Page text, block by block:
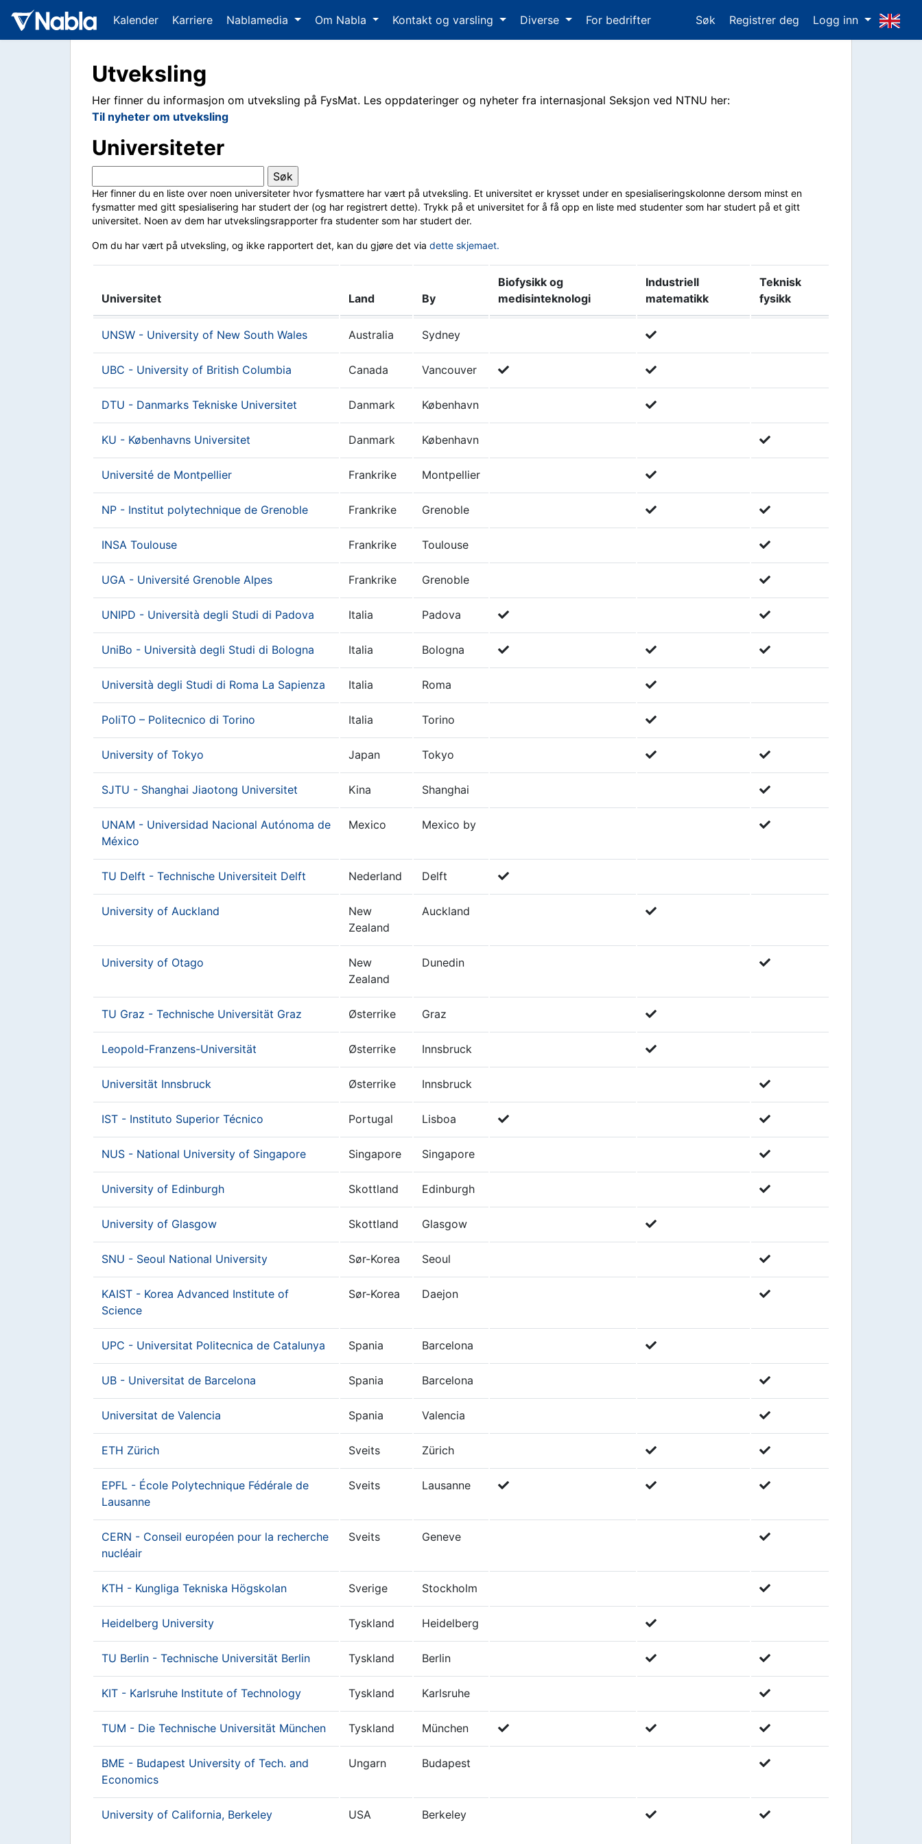
Kalender Karriere Nablamedia Om Nabla Kontakt og varsling Diverse For bedrifter Søk Registrer deg Logg inn
Utveksling
Her finner du informasjon om utveksling på FysMat. Les oppdateringer og nyheter fra internasjonal Seksjon ved NTNU her:
Til nyheter om utveksling
Universiteter
Her finner du en liste over noen universiteter hvor fysmattere har vært på utveksling. Et universitet er krysset under en spesialiseringskolonne dersom minst en
fysmatter med gitt spesialisering har studert der (og har registrert dette). Trykk på et universitet for å få opp en liste med studenter som har studert på et gitt
universitet. Noen av dem har utvekslingsrapporter fra studenter som har studert der.
Om du har vært på utveksling, og ikke rapportert det, kan du gjøre det via dette skjemaet.
Universitet Land By
Biofysikk og
medisinteknologi
Industriell
matematikk
Teknisk
fysikk
UNSW - University of New South Wales Australia Sydney
UBC - University of British Columbia Canada Vancouver
DTU - Danmarks Tekniske Universitet Danmark København
KU - Københavns Universitet Danmark København
Université de Montpellier Frankrike Montpellier
NP - Institut polytechnique de Grenoble Frankrike Grenoble
INSA Toulouse Frankrike Toulouse
UGA - Université Grenoble Alpes Frankrike Grenoble
UNIPD - Università degli Studi di Padova Italia Padova
UniBo - Università degli Studi di Bologna Italia Bologna
Università degli Studi di Roma La Sapienza Italia Roma
PoliTO – Politecnico di Torino Italia Torino
University of Tokyo Japan Tokyo
SJTU - Shanghai Jiaotong Universitet Kina Shanghai
UNAM - Universidad Nacional Autónoma de
México
Mexico Mexico by
TU Delft - Technische Universiteit Delft Nederland Delft
University of Auckland
New
Zealand
Auckland
University of Otago
New
Zealand
Dunedin
TU Graz - Technische Universität Graz Østerrike Graz
Leopold-Franzens-Universität Østerrike Innsbruck
Universität Innsbruck Østerrike Innsbruck
IST - Instituto Superior Técnico Portugal Lisboa
NUS - National University of Singapore Singapore Singapore
University of Edinburgh Skottland Edinburgh
University of Glasgow Skottland Glasgow
SNU - Seoul National University Sør-Korea Seoul
KAIST - Korea Advanced Institute of
Science
Sør-Korea Daejon
UPC - Universitat Politecnica de Catalunya Spania Barcelona
UB - Universitat de Barcelona Spania Barcelona
Universitat de Valencia Spania Valencia
ETH Zürich Sveits Zürich
EPFL - École Polytechnique Fédérale de
Lausanne
Sveits Lausanne
CERN - Conseil européen pour la recherche
nucléair
Sveits Geneve
KTH - Kungliga Tekniska Högskolan Sverige Stockholm
Heidelberg University Tyskland Heidelberg
TU Berlin - Technische Universität Berlin Tyskland Berlin
KIT - Karlsruhe Institute of Technology Tyskland Karlsruhe
TUM - Die Technische Universität München Tyskland München
BME - Budapest University of Tech. and
Economics
Ungarn Budapest
University of California, Berkeley USA Berkeley